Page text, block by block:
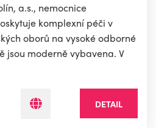
a.s., nemocnice
komplexní péči v
oborů na vysoké odborné
jsou moderně vybavena. V
DETAIL